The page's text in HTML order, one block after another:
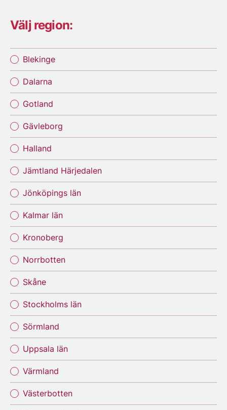
Välj region:
Blekinge
Dalarna
Gotland
Gävleborg
Halland
Jämtland Härjedalen
Jönköpings län
Kalmar län
Kronoberg
Norrbotten
Skåne
Stockholms län
Sörmland
Uppsala län
Värmland
Västerbotten